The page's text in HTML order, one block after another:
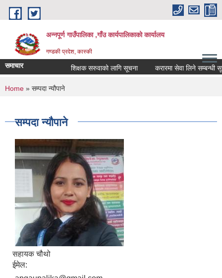
Skip to main content
अन्नपूर्ण गाउँपालिका ,गाँउ कार्यपालिकाको कार्यालय
गण्डकी प्रदेश, कास्की
समाचार शिक्षक सरुवाको लागि सूचना करारमा सेवा लिने सम्बन्धी
You are here
Home » सम्पदा न्यौपाने
सम्पदा न्यौपाने
सहायक चौथो
ईमेल: